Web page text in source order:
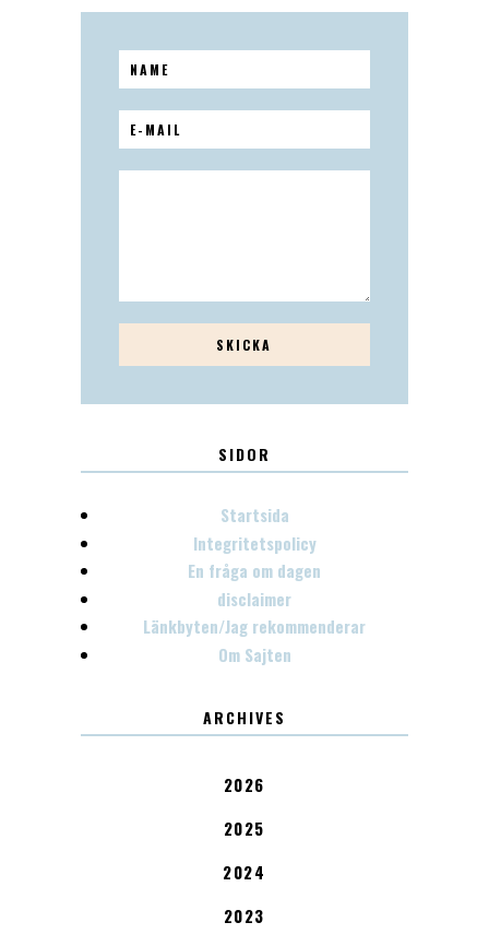
SIDOR
Startsida
Integritetspolicy
En fråga om dagen
disclaimer
Länkbyten/Jag rekommenderar
Om Sajten
ARCHIVES
2026
2025
2024
2023